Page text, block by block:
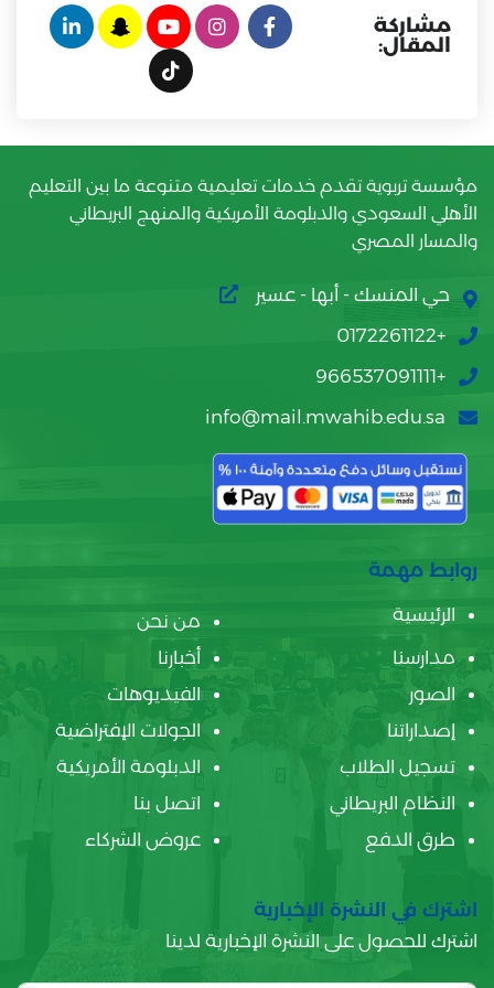
مشاركة
المقال:
مؤسسة تربوية تقدم خدمات تعليمية متنوعة ما بين التعليم
الأهلي السعودي والدبلومة الأمريكية والمنهج البريطاني
والمسار المصري
حي المنسك - أبها - عسير
+0172261122
+966537091111
info@mail.mwahib.edu.sa
روابط مهمة
الرئيسية
من نحن
مدارسنا
أخبارنا
الصور
الفيديوهات
إصداراتنا
الجولات الإفتراضية
تسجيل الطلاب
الدبلومة الأمريكية
النظام البريطاني
اتصل بنا
طرق الدفع
عروض الشركاء
اشترك في النشرة الإخبارية
اشترك للحصول على النشرة الإخبارية لدينا